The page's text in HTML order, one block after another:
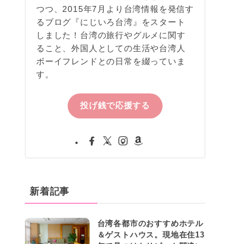
つつ、2015年7月より台湾情報を発信す
るブログ『にじいろ台湾』をスタート
しました！台湾の旅行やグルメに関す
ること、外国人としての生活や台湾人
ボーイフレンドとの日常を綴っていま
す。
投げ銭で応援する
新着記事
台湾各都市のおすすめホテル
＆ゲストハウス。現地在住13